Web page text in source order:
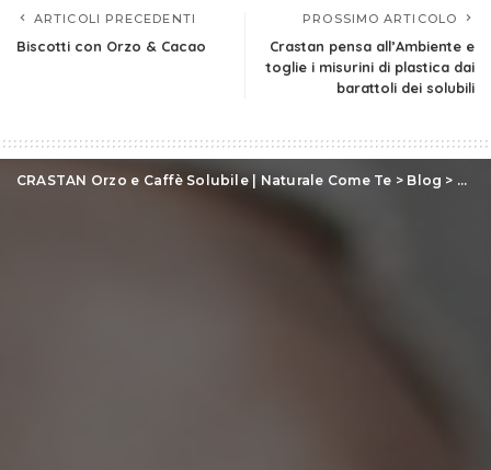
ARTICOLI PRECEDENTI
Biscotti con Orzo & Cacao
PROSSIMO ARTICOLO
Crastan pensa all’Ambiente e
toglie i misurini di plastica dai
barattoli dei solubili
CRASTAN Orzo e Caffè Solubile | Naturale Come Te > Blog >